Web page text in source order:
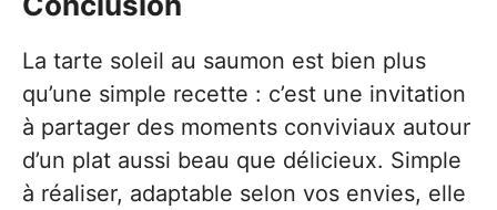
La tarte soleil au saumon est bien plus
qu’une simple recette : c’est une invitation
à partager des moments conviviaux autour
d’un plat aussi beau que délicieux. Simple
à réaliser, adaptable selon vos envies, elle